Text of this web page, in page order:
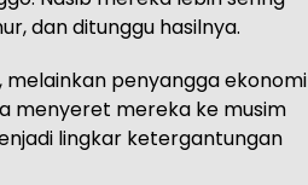
dan ditunggu hasilnya.
melainkan penyangga ekonomi
menyeret mereka ke musim
lingkar ketergantungan